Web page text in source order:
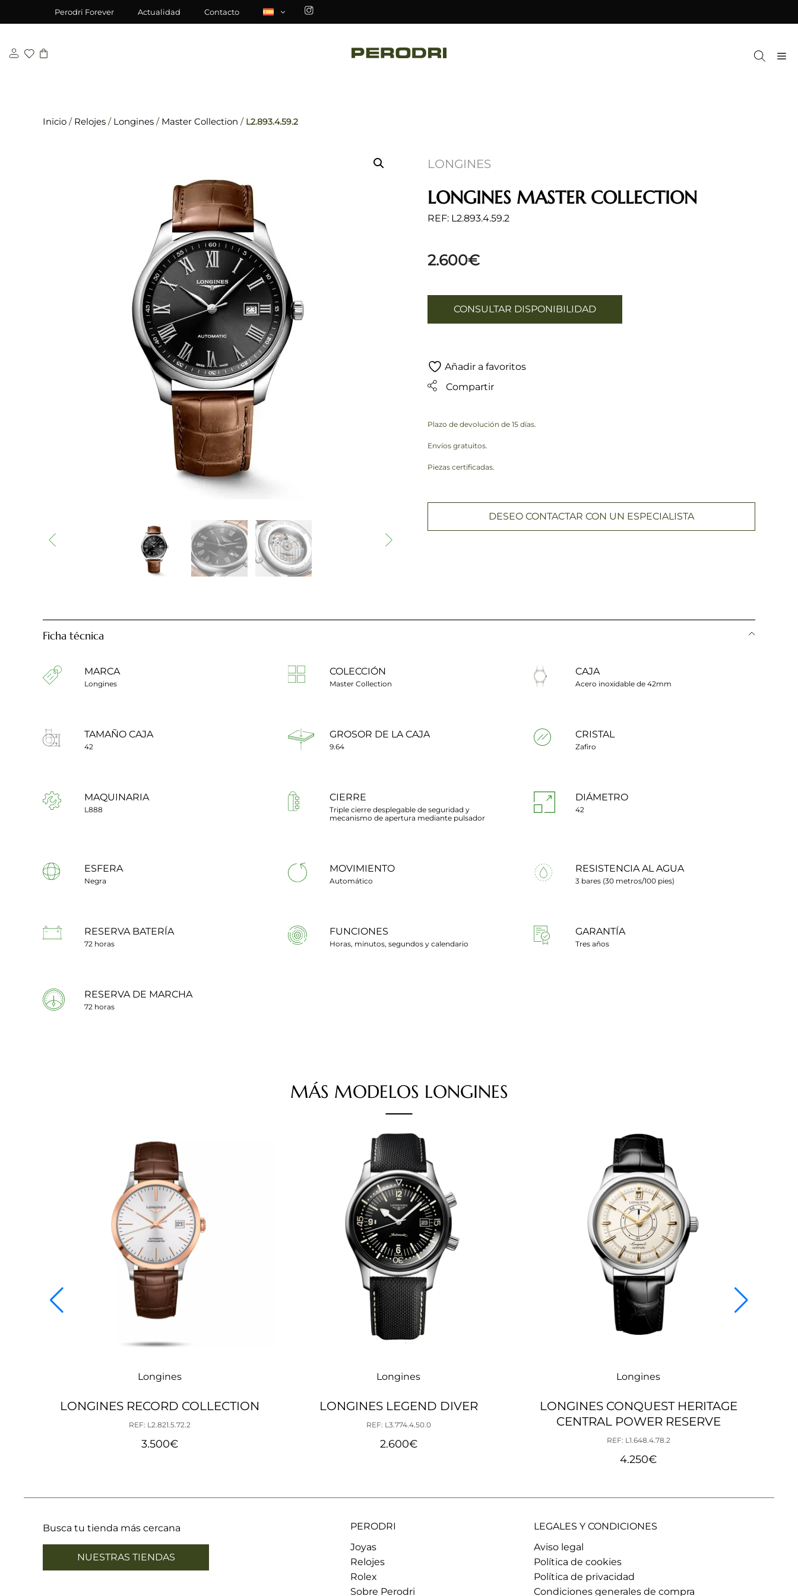
Perodri Forever Actualidad Contacto
Inicio / Relojes / Longines / Master Collection / L2.893.4.59.2
LONGINES
LONGINES MASTER COLLECTION
REF: L2.893.4.59.2
2.600€
CONSULTAR DISPONIBILIDAD
Añadir a favoritos
Compartir
Plazo de devolución de 15 días.
Envíos gratuitos.
Piezas certificadas.
DESEO CONTACTAR CON UN ESPECIALISTA
Ficha técnica
MARCA
Longines
COLECCIÓN
Master Collection
CAJA
Acero inoxidable de 42mm
TAMAÑO CAJA
42
GROSOR DE LA CAJA
9.64
CRISTAL
Zafiro
MAQUINARIA
L888
CIERRE
Triple cierre desplegable de seguridad y
mecanismo de apertura mediante pulsador
DIÁMETRO
42
ESFERA
Negra
MOVIMIENTO
Automático
RESISTENCIA AL AGUA
3 bares (30 metros/100 pies)
RESERVA BATERÍA
72 horas
FUNCIONES
Horas, minutos, segundos y calendario
GARANTÍA
Tres años
RESERVA DE MARCHA
72 horas
MÁS MODELOS LONGINES
Longines
LONGINES RECORD COLLECTION
REF: L2.821.5.72.2
3.500€
Longines
LONGINES LEGEND DIVER
REF: L3.774.4.50.0
2.600€
Longines
LONGINES CONQUEST HERITAGE
CENTRAL POWER RESERVE
REF: L1.648.4.78.2
4.250€
Busca tu tienda más cercana
NUESTRAS TIENDAS
PERODRI
Joyas
Relojes
Rolex
Sobre Perodri
LEGALES Y CONDICIONES
Aviso legal
Política de cookies
Política de privacidad
Condiciones generales de compra